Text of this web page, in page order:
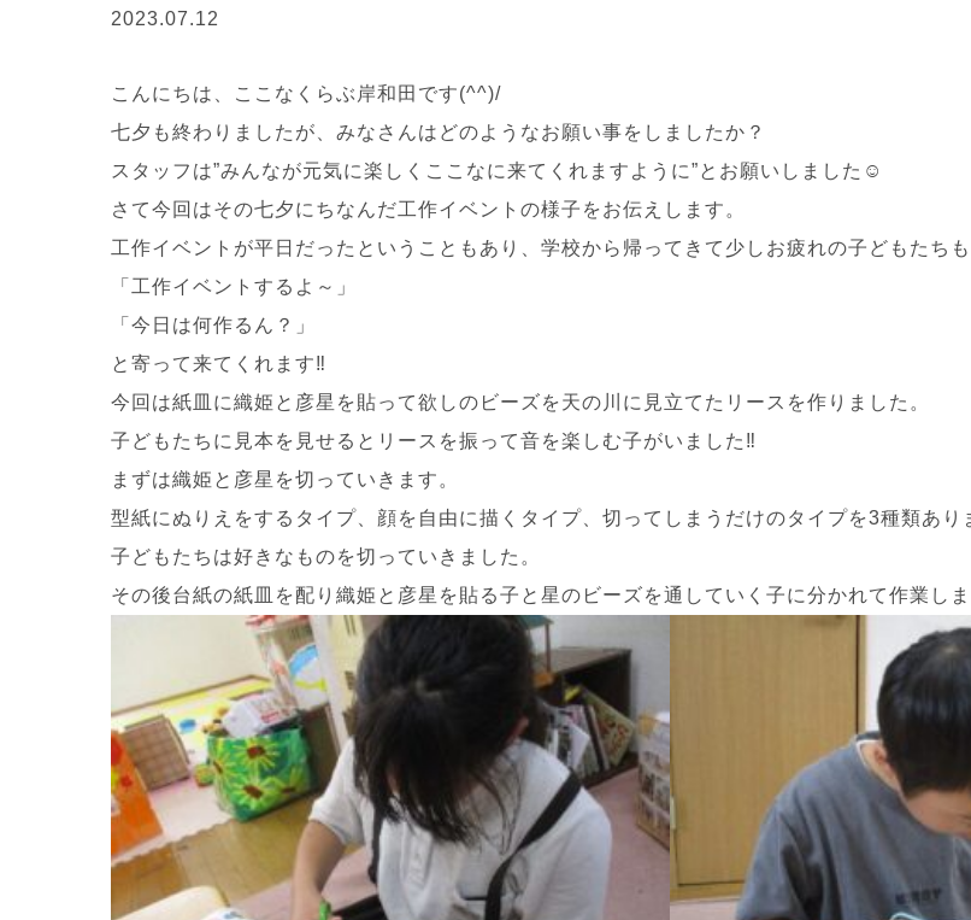
2023.07.12
こんにちは、ここなくらぶ岸和田です(^^)/
七夕も終わりましたが、みなさんはどのようなお願い事をしましたか？
スタッフは”みんなが元気に楽しくここなに来てくれますように”とお願いしました☺
さて今回はその七夕にちなんだ工作イベントの様子をお伝えします。
工作イベントが平日だったということもあり、学校から帰ってきて少しお疲れの子どもたち
「工作イベントするよ～」
「今日は何作るん？」
と寄って来てくれます‼
今回は紙皿に織姫と彦星を貼って欲しのビーズを天の川に見立てたリースを作りました。
子どもたちに見本を見せるとリースを振って音を楽しむ子がいました‼
まずは織姫と彦星を切っていきます。
型紙にぬりえをするタイプ、顔を自由に描くタイプ、切ってしまうだけのタイプを3種類あり
子どもたちは好きなものを切っていきました。
その後台紙の紙皿を配り織姫と彦星を貼る子と星のビーズを通していく子に分かれて作業し